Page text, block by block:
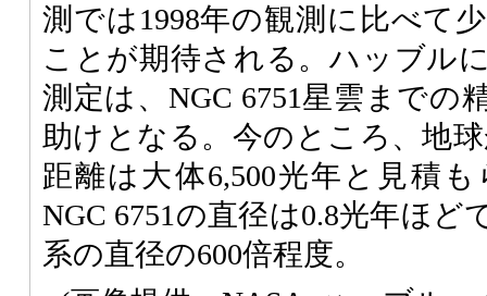
測では1998年の観測に比べて
ことが期待される。ハッブル
測定は、NGC 6751星雲までの
助けとなる。今のところ、地
距離は大体6,500光年と見積
NGC 6751の直径は0.8光年ほど
系の直径の600倍程度。